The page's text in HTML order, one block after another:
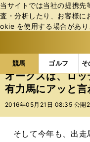
当サイトでは当社の提携先
査・分析したり、お客様に
okie を使⽤する場合があ
競馬 ゴルフ そ
b
ス
ポ
ル
バ
競馬の記事一覧
オークスは、ロ
有力馬にアッと
2016年05月21日 08:35 公開
そして今年も、出走